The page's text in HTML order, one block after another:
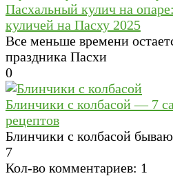
Пасхальный кулич на
куличей на Пасху 2025
Все меньше времени
праздника Пасхи
0
Блинчики с колбасой — 7
рецептов
Блинчики с колбасой
7
Кол-во комментариев: 1